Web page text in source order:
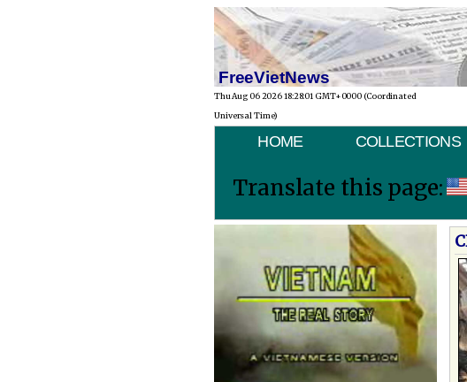
FreeVietNews
Thu Aug 06 2026 18:28:01 GMT+0000 (Coordinated
Universal Time)
HOME COLLECTIONS
Translate this page: